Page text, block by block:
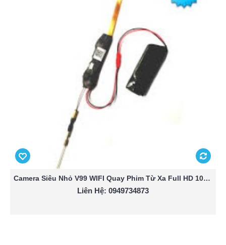
Camera Siêu Nhỏ V99 WIFI Quay Phim Từ Xa Full HD 1080P
Liên Hệ: 0949734873